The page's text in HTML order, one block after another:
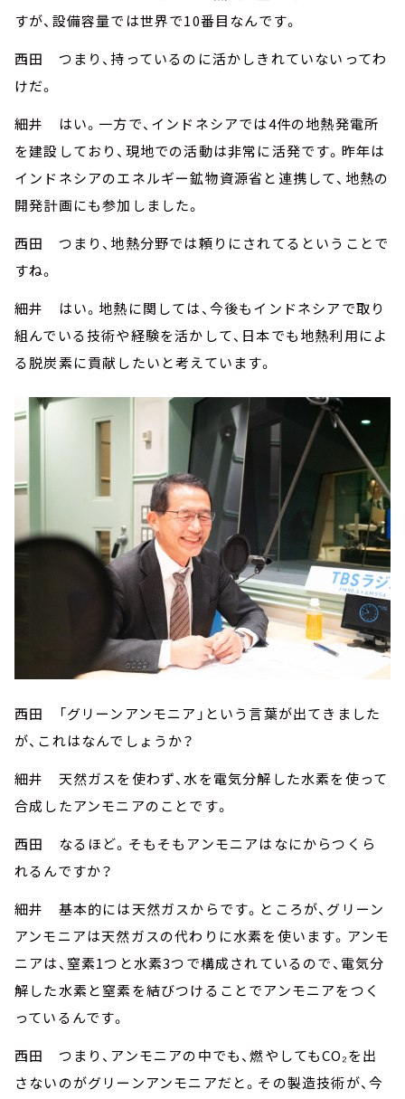
すが、設備容量では世界で10番目なんです。
西田 つまり、持っているのに活かしきれていないってわ
けだ。
細井 はい。一方で、インドネシアでは4件の地熱発電所
を建設しており、現地での活動は非常に活発です。昨年は
インドネシアのエネルギー鉱物資源省と連携して、地熱の
開発計画にも参加しました。
西田 つまり、地熱分野では頼りにされてるということで
すね。
細井 はい。地熱に関しては、今後もインドネシアで取り
組んでいる技術や経験を活かして、日本でも地熱利用によ
る脱炭素に貢献したいと考えています。
西田 「グリーンアンモニア」という言葉が出てきました
が、これはなんでしょうか？
細井 天然ガスを使わず、水を電気分解した水素を使って
合成したアンモニアのことです。
西田 なるほど。そもそもアンモニアはなにからつくら
れるんですか？
細井 基本的には天然ガスからです。ところが、グリーン
アンモニアは天然ガスの代わりに水素を使います。アンモ
ニアは、窒素1つと水素3つで構成されているので、電気分
解した水素と窒素を結びつけることでアンモニアをつく
っているんです。
西田 つまり、アンモニアの中でも、燃やしてもCO₂を出
さないのがグリーンアンモニアだと。その製造技術が、今